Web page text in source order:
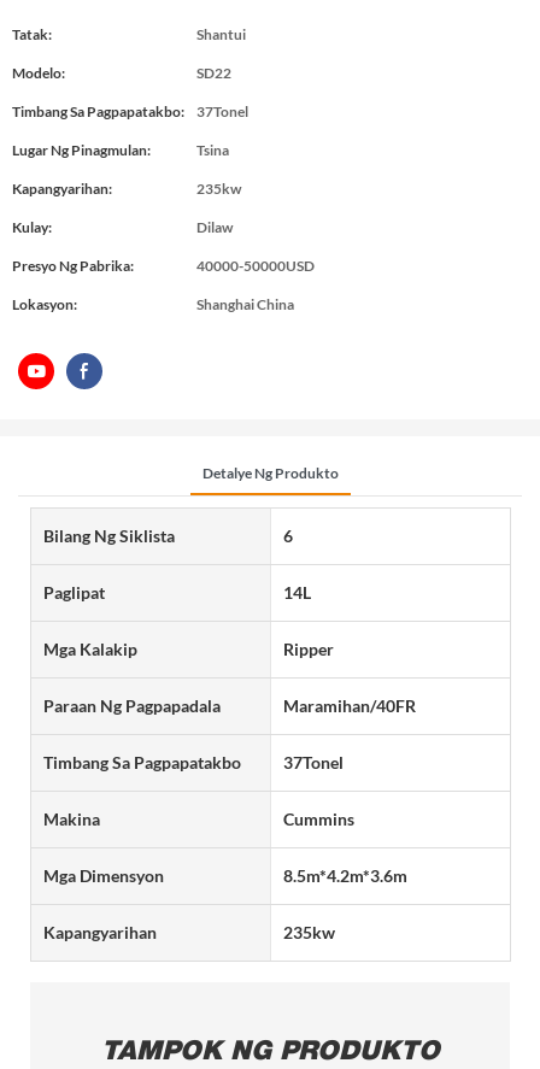
Tatak: Shantui
Modelo: SD22
Timbang Sa Pagpapatakbo: 37Tonel
Lugar Ng Pinagmulan: Tsina
Kapangyarihan: 235kw
Kulay: Dilaw
Presyo Ng Pabrika: 40000-50000USD
Lokasyon: Shanghai China
Detalye Ng Produkto
Bilang Ng Siklista 6
Paglipat 14L
Mga Kalakip Ripper
Paraan Ng Pagpapadala Maramihan/40FR
Timbang Sa Pagpapatakbo 37Tonel
Makina Cummins
Mga Dimensyon 8.5m*4.2m*3.6m
Kapangyarihan 235kw
TAMPOK NG PRODUKTO